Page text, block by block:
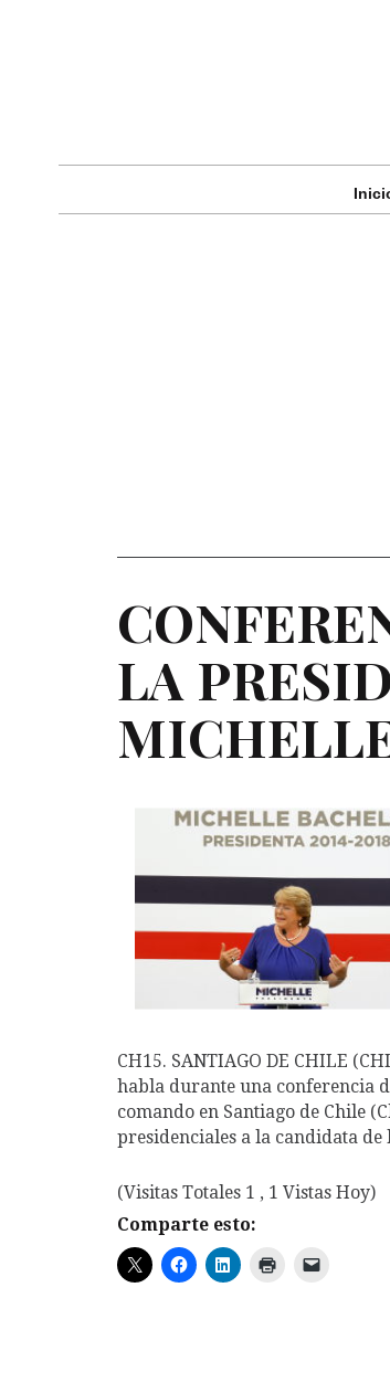
LA
CH15. SANTIAGO DE CHILE
habla durante una conferencia
comando en Santiago de Chile
presidenciales a la candidata
(Visitas Totales 1 , 1 Vistas Hoy)
Comparte esto: